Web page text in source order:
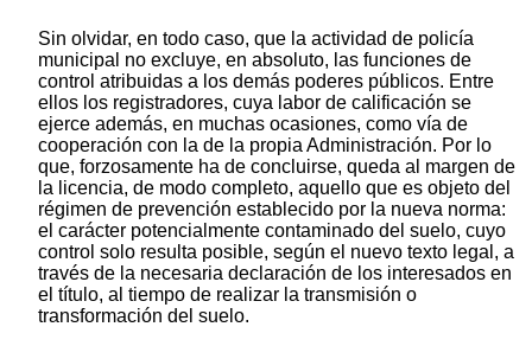
Sin olvidar, en todo caso, que la actividad de policía
municipal no excluye, en absoluto, las funciones de
control atribuidas a los demás poderes públicos. Entre
ellos los registradores, cuya labor de calificación se
ejerce además, en muchas ocasiones, como vía de
cooperación con la de la propia Administración. Por lo
que, forzosamente ha de concluirse, queda al margen de
la licencia, de modo completo, aquello que es objeto del
régimen de prevención establecido por la nueva norma:
el carácter potencialmente contaminado del suelo, cuyo
control solo resulta posible, según el nuevo texto legal, a
través de la necesaria declaración de los interesados en
el título, al tiempo de realizar la transmisión o
transformación del suelo.